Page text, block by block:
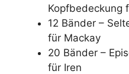
Kopfbedeckung
12 Bänder –
für Mackay
20 Bänder –
für Iren